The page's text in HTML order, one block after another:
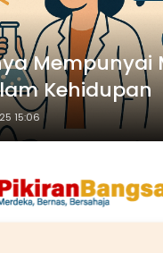
Mempunyai
Kehidupan
15:06